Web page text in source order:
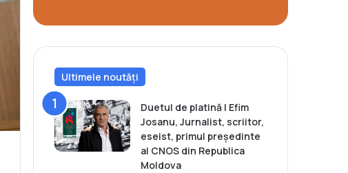
Ultimele noutăți
Duetul de platină | Efim
Josanu, Jurnalist, scriitor,
eseist, primul președinte
al CNOS din Republica
Moldova